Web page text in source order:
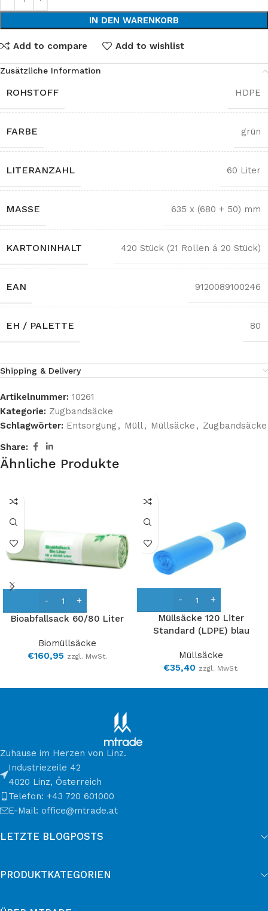
IN DEN WARENKORB
Add to compare Add to wishlist
Zusätzliche Information
ROHSTOFF HDPE
FARBE grün
LITERANZAHL 60 Liter
MASSE 635 x (680 + 50) mm
KARTONINHALT 420 Stück (21 Rollen á 20 Stück)
EAN 9120089100246
EH / PALETTE 80
Shipping & Delivery
Artikelnummer: 10261
Kategorie: Zugbandsäcke
Schlagwörter: Entsorgung , Müll, Müllsäcke , Zugbandsäcke
Share:
Ähnliche Produkte
Bioabfallsack 60/80 Liter
Biomüllsäcke
€160,95 zzgl. MwSt.
Müllsäcke 120 Liter
Standard (LDPE) blau
Müllsäcke
€35,40 zzgl. MwSt.
Zuhause im Herzen von Linz.
Industriezeile 42
4020 Linz, Österreich
Telefon: +43 720 601000
E-Mail: office@mtrade.at
LETZTE BLOGPOSTS
PRODUKTKATEGORIEN